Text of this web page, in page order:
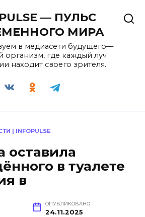
— ПУЛЬС
МИРА
в медиасети будущего—
организм, где каждый луч
находит своего зрителя.
| INFOPULSE
оставила
в туалете
в
ОПУБЛИКОВАНО
24.11.2025